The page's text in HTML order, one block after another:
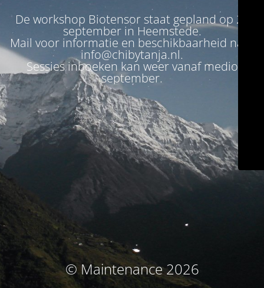
De workshop Biotensor staat gepland op 26
september in Heemstede.
Mail voor informatie en beschikbaarheid naar
info@chibytanja.nl.
Sessies inboeken kan weer vanaf medio
september.
© Maintenance 2026